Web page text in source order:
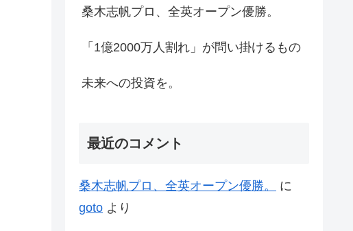
桑木志帆プロ、全英オープン優勝。
「1億2000万人割れ」が問い掛けるもの
未来への投資を。
最近のコメント
桑木志帆プロ、全英オープン優勝。
に
goto より